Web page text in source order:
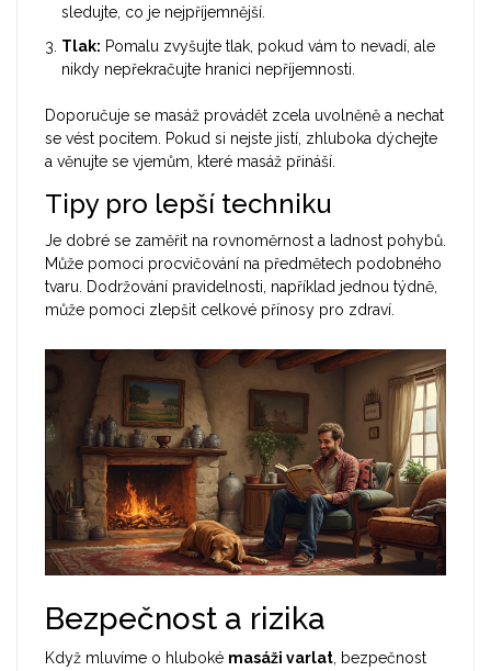
sledujte, co je nejpříjemnější.
Tlak: Pomalu zvyšujte tlak, pokud vám to nevadí, ale
nikdy nepřekračujte hranici nepříjemnosti.
Doporučuje se masáž provádět zcela uvolněně a nechat
se vést pocitem. Pokud si nejste jistí, zhluboka dýchejte
a věnujte se vjemům, které masáž přináší.
Tipy pro lepší techniku
Je dobré se zaměřit na rovnoměrnost a ladnost pohybů.
Může pomoci procvičování na předmětech podobného
tvaru. Dodržování pravidelnosti, například jednou týdně,
může pomoci zlepšit celkové přínosy pro zdraví.
Bezpečnost a rizika
Když mluvíme o hluboké masáži varlat , bezpečnost